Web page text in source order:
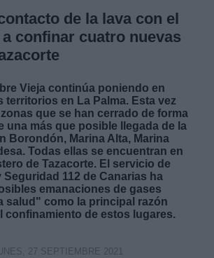
de la lava con el
confinar cuatro nuevas
Vieja continúa poniendo en
territorios en La Palma. Esta vez
que se han cerrado de forma
una más que posible llegada de la
Borondón, Marina Alta, Marina
Todas ellas se encuentran en
de Tazacorte. El servicio de
Seguridad 112 de Canarias ha
emanaciones de gases
salud" como la principal razón
confinamiento de estos lugares.
27 SEPTIEMBRE 2021